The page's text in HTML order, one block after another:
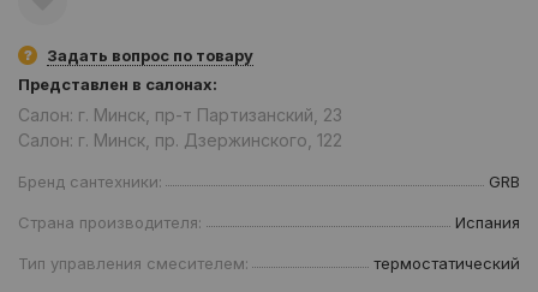
Задать вопрос по товару
Представлен в салонах:
Салон: г. Минск, пр-т Партизанский, 23
Салон: г. Минск, пр. Дзержинского, 122
Бренд сантехники: GRB
Страна производителя: Испания
Тип управления смесителем: термостатический